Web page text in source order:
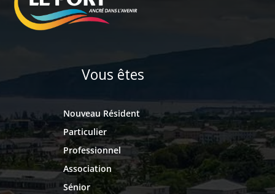
Vous êtes
Nouveau Résident
Particulier
Professionnel
Association
Sénior